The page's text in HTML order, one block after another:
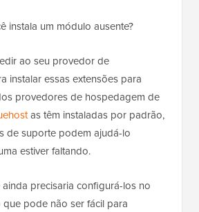
instala um módulo ausente?
ao seu provedor de
instalar essas extensões para
provedores de hospedagem de
as têm instaladas por padrão,
de suporte podem ajudá-lo
estiver faltando.
precisaria configurá-los no
pode não ser fácil para